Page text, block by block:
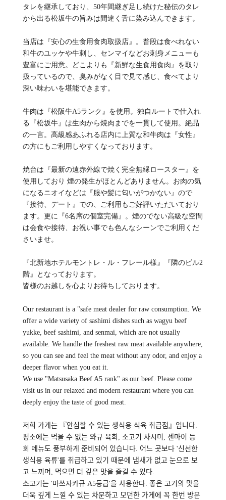
タレを継承しており、50年間継ぎ足し続けた秘伝のタレ
から出る松坂牛の旨みは間違く舌に染み込んできます。
当店は『安心の生食用食肉取扱店』。普段は食べれない
和牛のユッケや牛刺し、センマイなどお刺身メニューも
豊富にご用意。どこよりも『新鮮な生食用食肉』を取り
扱っているので、臭みがなく目で見て感じ、食べてより
深い味わいを堪能できます。
牛肉は『松阪牛A5ランク』を使用。独自ルートで仕入れ
る『松坂牛』は生肉から焼肉までを一貫して使用。絶品
の一言。高級感あふれる店内に上質な和牛肉は『女性』
の方にもご利用しやすくなっております。
焼台は『最新の遠赤外線で焼く完全無縁ロースター』を
使用しており 煙の発生がほとんどありません。お肉の気
になるニオイなどは『服や髪に匂いがつかない』ので
『接待、デート』での、ご利用もご好評いただいており
ます。更に『6名席の個室完備』。煙のでない高級な空間
は会食や接待、お祝い事でも色んなシーンでご利用くだ
さいませ。
『北新地ホテルモントレ・ル・フレール様』『隣のビル2
階』となっております。
皆様のお越しを心よりお待ちしております。
Our restaurant is a "safe meat dealer for raw consumption. We
offer a wide variety of sashimi dishes such as wagyu beef
yukke, beef sashimi, and senmai, which are not usually
available. We handle the freshest raw meat available anywhere,
so you can see and feel the meat without any odor, and enjoy a
deeper flavor when you eat it.
We use "Matsusaka Beef A5 rank" as our beef. Please come
visit us in our relaxed and modern restaurant where you can
deeply enjoy the taste of good meat.
저희 가게는 『안심할 수 있는 생식용 식육 취급점』입니다.
평소에는 먹을 수 없는 와규 육회, 소고기 사시미, 센마이 등
회 메뉴도 풍부하게 준비되어 있습니다. 어느 곳보다 '신선한
생식용 육류'를 취급하고 있기 때문에 냄새가 없고 눈으로 보
고 느끼며, 먹으면 더 깊은 맛을 즐길 수 있다.
소고기는 '마쓰자카규 A5등급'을 사용한다. 좋은 고기의 맛을
더욱 깊게 느낄 수 있는 차분하고 모던한 가게에 꼭 한번 방문